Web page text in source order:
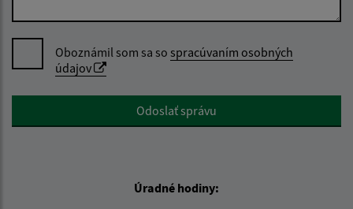
Oboznámil som sa so spracúvaním osobných
údajov
Google reCaptcha ResponseOdoslať správu
Úradné hodiny: